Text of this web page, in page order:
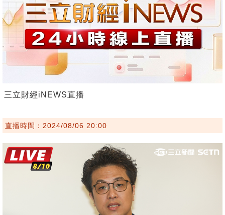
三立財經iNEWS直播
直播時間：2024/08/06 20:00